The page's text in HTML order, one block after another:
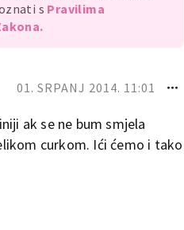
s Pravilima
01. SRPANJ 2014. 11:01
ak se ne bum smjela
curkom. Ići ćemo i tako